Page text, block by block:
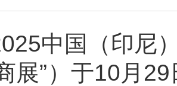
中国（印尼
展”）于10月